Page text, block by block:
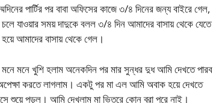
পার্টির পর বাবা অফিসের কাজে ৩/৪ দিনের জন্য বাইরে গেল,
যাওয়ার সময় দাদুকে বলল ৩/৪ দিন আমাদের বাসায় থেকে যেতে
আমাদের বাসায় থেকে গেল।
মনে খুশি হলাম অনেকদিন পর মার সুন্ধর দুধ আমি দেখতে পারব
করতে লাগলাম। একটু পর মা এল আমি অবাক হয়ে দেখতে
শুয়ে পড়ল। আমি দেখলাম মা ভিতরে কোন ব্রা পরে নাই।